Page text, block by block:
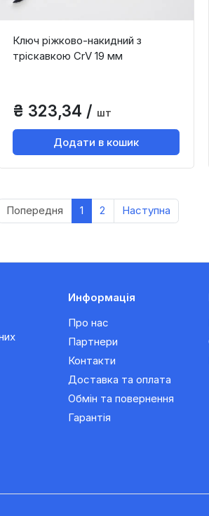
Ключ ріжково-накидний з
тріскавкою CrV 19 мм
₴ 323,34 / шт
Додати в кошик
Попередня 1 2 Наступна
Информація
Про нас
Партнери
Контакти
Доставка та оплата
Обмін та повернення
Гарантія